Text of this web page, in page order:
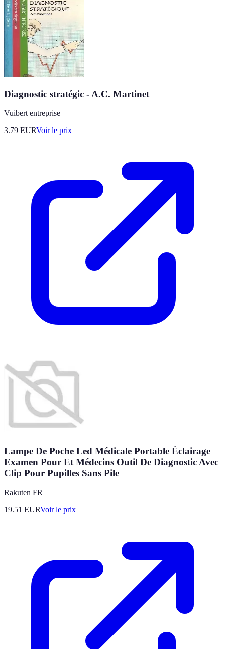
Diagnostic stratégic - A.C. Martinet
Vuibert entreprise
3.79 EURVoir le prix
Lampe De Poche Led Médicale Portable Éclairage
Examen Pour Et Médecins Outil De Diagnostic Avec
Clip Pour Pupilles Sans Pile
Rakuten FR
19.51 EURVoir le prix